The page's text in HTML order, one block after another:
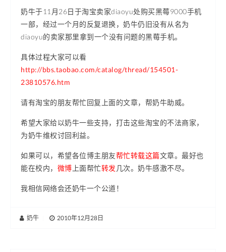
奶牛于11月26日于淘宝卖家diaoyu处购买黑莓9000手机
一部，经过一个月的反复退换，奶牛仍旧没有从名为
diaoyu的卖家那里拿到一个没有问题的黑莓手机。
具体过程大家可以看
http://bbs.taobao.com/catalog/thread/154501-
23810576.htm
请有淘宝的朋友帮忙回复上面的文章，帮奶牛助威。
希望大家给以奶牛一些支持，打击这些淘宝的不法商家，
为奶牛维权讨回利益。
如果可以，希望各位博主朋友帮忙转载这篇文章。最好也
能在校内， 微博 上面帮忙转发 几次。奶牛感激不尽。
我相信网络会还奶牛一个公道！
奶牛 2010年12月28日